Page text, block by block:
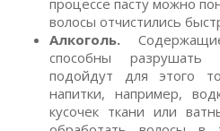
процессе пасту можно
волосы отчистились
Алкоголь.
способны разрушать
подойдут для этого
напитки, например,
кусочек ткани или